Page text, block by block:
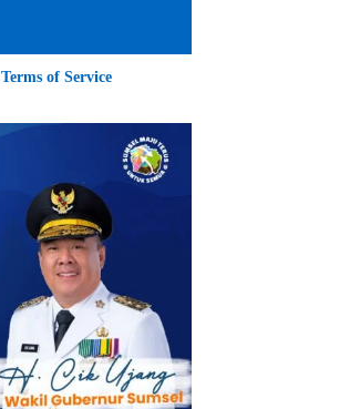
Terms of Service